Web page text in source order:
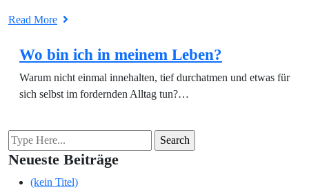
Read More
Wo bin ich in meinem Leben?
Warum nicht einmal innehalten, tief durchatmen und etwas für
sich selbst im fordernden Alltag tun?…
Neueste Beiträge
(kein Titel)